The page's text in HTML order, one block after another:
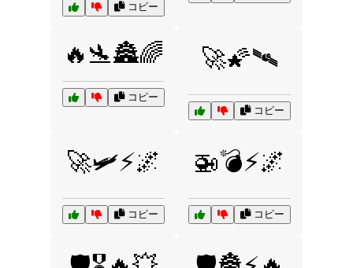
コピー
🔥🛬🏯🌈
コピー
🚀🌠🛰️
コピー
🚀🛩️⚡🌌
コピー
🚁💣⚡🌌
コピー